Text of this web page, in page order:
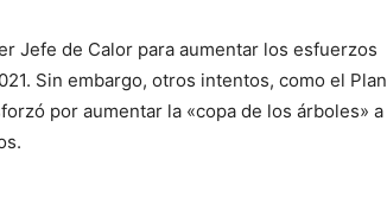
Jefe de Calor para aumentar los esfuerzos
Sin embargo, otros intentos, como el Plan
por aumentar la «copa de los árboles» a